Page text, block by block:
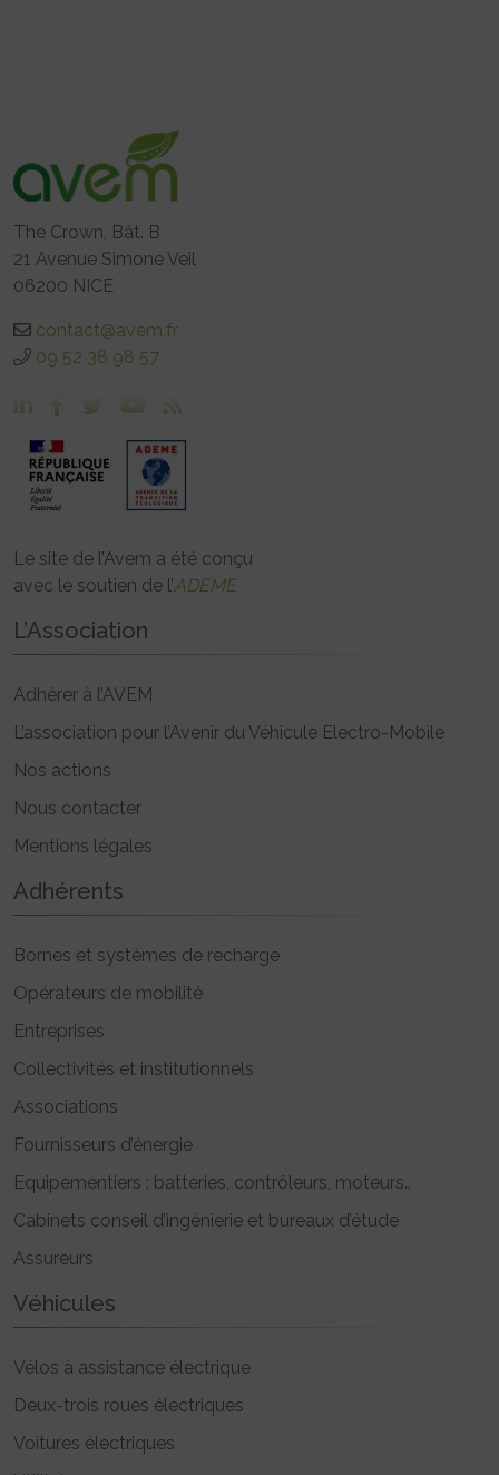
The Crown, Bât. B
21 Avenue Simone Veil
06200 NICE
contact@avem.fr
09 52 38 98 57
Le site de l’Avem a été conçu
avec le soutien de l’ADEME
L’Association
Adhérer à l’AVEM
L’association pour l’Avenir du Véhicule Electro-Mobile
Nos actions
Nous contacter
Mentions légales
Adhérents
Bornes et systèmes de recharge
Opérateurs de mobilité
Entreprises
Collectivités et institutionnels
Associations
Fournisseurs d’énergie
Equipementiers : batteries, contrôleurs, moteurs..
Cabinets conseil d’ingénierie et bureaux d’étude
Assureurs
Véhicules
Vélos à assistance électrique
Deux-trois roues électriques
Voitures électriques